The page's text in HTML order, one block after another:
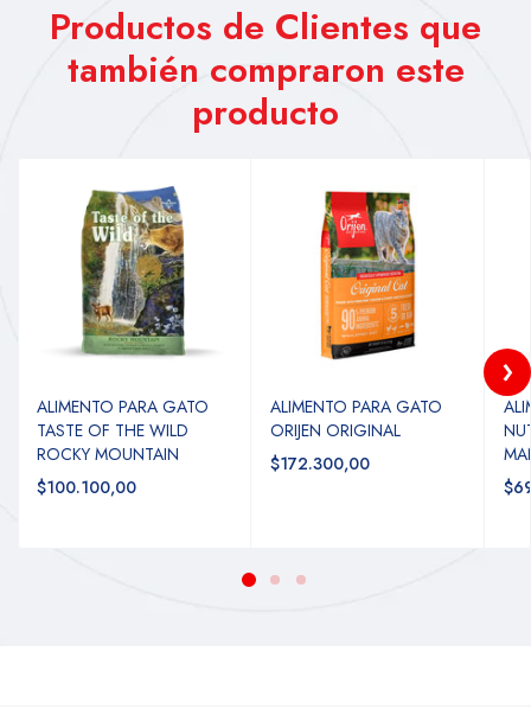
Productos de Clientes que
también compraron este
producto
ALIMENTO PARA GATO
TASTE OF THE WILD
ROCKY MOUNTAIN
$100.100,00
ALIMENTO PARA GATO
ORIJEN ORIGINAL
$172.300,00